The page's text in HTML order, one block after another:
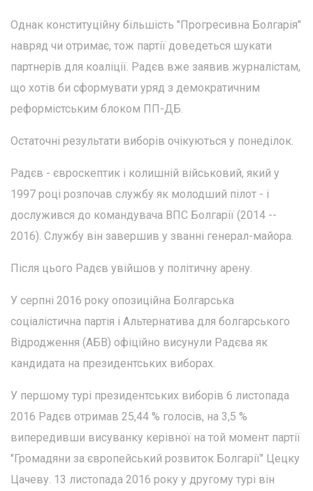
Однак конституційну більшість "Прогресивна Болгарія"
навряд чи отримає, тож партії доведеться шукати
партнерів для коаліції. Радєв вже заявив журналістам,
що хотів би сформувати уряд з демократичним
реформістським блоком ПП-ДБ.
Остаточні результати виборів очікуються у понеділок.
Радєв - євроскептик і колишній військовий, який у
1997 році розпочав службу як молодший пілот - і
дослужився до командувача ВПС Болгарії (2014 --
2016). Службу він завершив у званні генерал-майора.
Після цього Радєв увійшов у політичну арену.
У серпні 2016 року опозиційна Болгарська
соціалістична партія і Альтернатива для болгарського
Відродження (АБВ) офіційно висунули Радєва як
кандидата на президентських виборах.
У першому турі президентських виборів 6 листопада
2016 Радєв отримав 25,44 % голосів, на 3,5 %
випередивши висуванку керівної на той момент партії
"Громадяни за європейський розвиток Болгарії" Цецку
Цачеву. 13 листопада 2016 року у другому турі він